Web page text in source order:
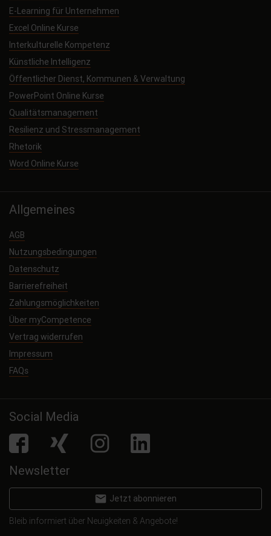
E-Learning für Unternehmen
Excel Online Kurse
Interkulturelle Kompetenz
Künstliche Intelligenz
Öffentlicher Dienst, Kommunen & Verwaltung
PowerPoint Online Kurse
Qualitätsmanagement
Resilienz und Stressmanagement
Rhetorik
Word Online Kurse
Allgemeines
AGB
Nutzungsbedingungen
Datenschutz
Barrierefreiheit
Zahlungsmöglichkeiten
Über myCompetence
Vertrag widerrufen
Impressum
FAQs
Social Media
facebook Xing Instagram LinkedIn
Newsletter
email Jetzt abonnieren
Bleib informiert über Neuigkeiten & Angebote!